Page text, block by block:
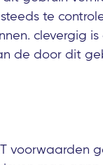
te
clevergig
de door dit
voorwaarden